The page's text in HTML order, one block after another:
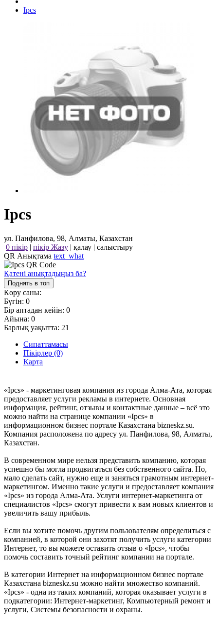
Ipcs
Ipcs
ул. Панфилова, 98, Алматы, Казахстан
0 пікір | пікір Жазу | қалау | салыстыру
QR Анықтама text_what
Қатені анықтадыңыз ба?
Поднять в топ
Көру саны:
Бүгін: 0
Бір аптадан кейін: 0
Айына: 0
Барлық уақытта: 21
Сипаттамасы
Пікірлер (0)
Карта
«Ipcs» - маркетинговая компания из города Алма-Ата, которая
предоставляет услуги рекламы в интернете. Основная
информация, рейтинг, отзывы и контактные данные – всё это
можно найти на странице компании «Ipcs» в
информационном бизнес портале Казахстана bizneskz.su.
Компания расположена по адресу ул. Панфилова, 98, Алматы,
Казахстан.
В современном мире нельзя представить компанию, которая
успешно бы могла продвигаться без собственного сайта. Но,
мало сделать сайт, нужно еще и заняться грамотным интернет-
маркетингом. Именно такие услуги и предоставляет компания
«Ipcs» из города Алма-Ата. Услуги интернет-маркетинга от
специалистов «Ipcs» смогут привести к вам новых клиентов и
увеличить вашу прибыль.
Если вы хотите помочь другим пользователям определиться с
компанией, в которой они захотят получить услуги категории
Интернет, то вы можете оставить отзыв о «Ipcs», чтобы
помочь составить точный рейтинг компании на портале.
В категории Интернет на информационном бизнес портале
Казахстана bizneskz.su можно найти множество компаний.
«Ipcs» - одна из таких компаний, которая оказывает услуги в
подкатегории: Интернет-маркетинг, Компьютерный ремонт и
услуги, Системы безопасности и охраны.